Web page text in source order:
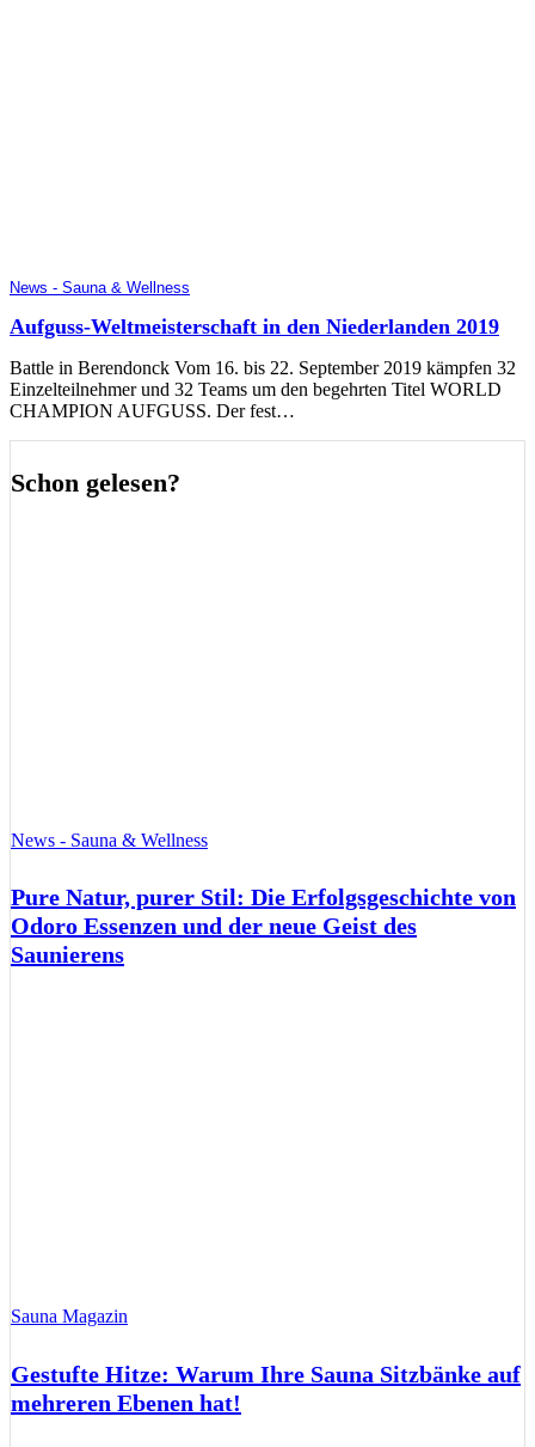
News - Sauna & Wellness
Aufguss-Weltmeisterschaft in den Niederlanden 2019
Battle in Berendonck Vom 16. bis 22. September 2019 kämpfen 32
Einzelteilnehmer und 32 Teams um den begehrten Titel WORLD
CHAMPION AUFGUSS. Der fest…
Schon gelesen?
News - Sauna & Wellness
Pure Natur, purer Stil: Die Erfolgsgeschichte von
Odoro Essenzen und der neue Geist des
Saunierens
Sauna Magazin
Gestufte Hitze: Warum Ihre Sauna Sitzbänke auf
mehreren Ebenen hat!